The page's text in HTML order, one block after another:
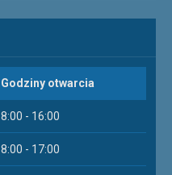
Godziny otwarcia
8:00 - 16:00
8:00 - 17:00